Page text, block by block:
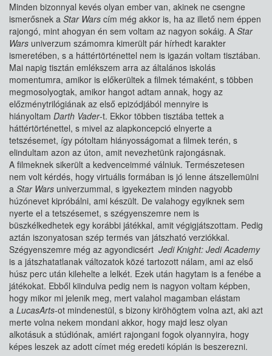
Minden bizonnyal kevés olyan ember van, akinek ne csengne
ismerősnek a Star Wars cím még akkor is, ha az illető nem éppen
rajongó, mint ahogyan én sem voltam az nagyon sokáig. A Star
Wars univerzum számomra kimerült pár hírhedt karakter
ismeretében, s a háttértörténettel nem is igazán voltam tisztában.
Mai napig tisztán emlékszem arra az általános iskolás
momentumra, amikor is előkerültek a filmek témaként, s többen
megmosolyogtak, amikor hangot adtam annak, hogy az
előzménytrilógiának az első epizódjából mennyire is
hiányoltam Darth Vader-t. Ekkor többen tisztába tettek a
háttértörténettel, s mivel az alapkoncepció elnyerte a
tetszésemet, így pótoltam hiányosságomat a filmek terén, s
elindultam azon az úton, amit nevezhetünk rajongásnak.
A filmeknek sikerült a kedvenceimmé válniuk. Természetesen
nem volt kérdés, hogy virtuális formában is jó lenne átszellemülni
a Star Wars univerzummal, s igyekeztem minden nagyobb
húzónevet kipróbálni, ami készült. De valahogy egyiknek sem
nyerte el a tetszésemet, s szégyenszemre nem is
büszkélkedhetek egy korábbi játékkal, amit végigjátszottam. Pedig
aztán iszonyatosan szép termés van játszható verziókkal.
Szégyenszemre még az agyondicsért Jedi Knight: Jedi Academy
is a játszhatatlanak változatok közé tartozott nálam, ami az első
húsz perc után kilehelte a lelkét. Ezek után hagytam is a fenébe a
játékokat. Ebből kiindulva pedig nem is nagyon voltam képben,
hogy mikor mi jelenik meg, mert valahol magamban elástam
a LucasArts-ot mindenestül, s bizony kiröhögtem volna azt, aki azt
merte volna nekem mondani akkor, hogy majd lesz olyan
alkotásuk a stúdiónak, amiért rajongani fogok olyannyira, hogy
képes leszek az adott címet még eredeti kópián is beszerezni.